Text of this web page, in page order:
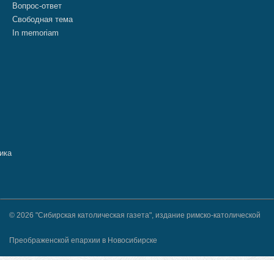
Вопрос-ответ
Свободная тема
In memoriam
© 2026 "Сибирская католическая газета", издание римско-католической
Преображенской епархии в Новосибирске